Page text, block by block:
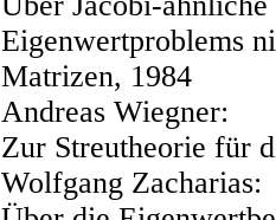
Eigenwertproblems
Matrizen, 1984
Andreas Wiegner:
Zur Streutheorie für
Wolfgang Zacharias: